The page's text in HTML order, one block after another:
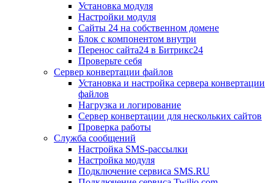
Установка модуля
Настройки модуля
Сайты 24 на собственном домене
Блок с компонентом внутри
Перенос сайта24 в Битрикс24
Проверьте себя
Сервер конвертации файлов
Установка и настройка сервера конвертации
файлов
Нагрузка и логирование
Сервер конвертации для нескольких сайтов
Проверка работы
Служба сообщений
Настройка SMS-рассылки
Настройка модуля
Подключение сервиса SMS.RU